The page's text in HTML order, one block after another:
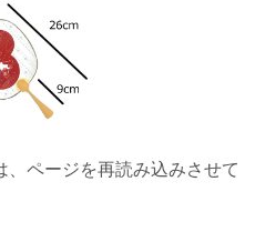
ページを再読み込みさせて